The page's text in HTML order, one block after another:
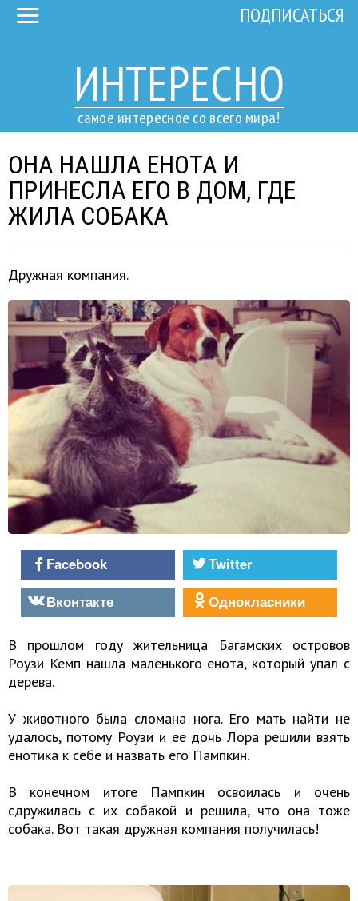
ИНТЕРЕСНО
самое интересное со всего мира!
ПОДПИСАТЬСЯ
ОНА НАШЛА ЕНОТА И
ПРИНЕСЛА ЕГО В ДОМ, ГДЕ
ЖИЛА СОБАКА
Дружная компания.
Facebook
Twitter
Вконтакте
Однокласники
В прошлом году жительница Багамских островов
Роузи Кемп нашла маленького енота, который упал с
дерева.
У животного была сломана нога. Его мать найти не
удалось, потому Роузи и ее дочь Лора решили взять
енотика к себе и назвать его Пампкин.
В конечном итоге Пампкин освоилась и очень
сдружилась с их собакой и решила, что она тоже
собака. Вот такая дружная компания получилась!